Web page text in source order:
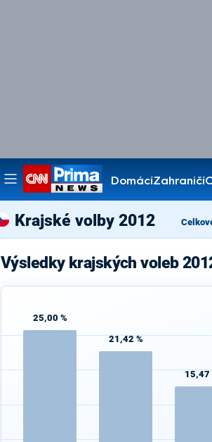
DomácíZahraničí
Pořady
Krajské volby 2012
Výsledky krajských voleb
25,00 %
21,42 %
15,47